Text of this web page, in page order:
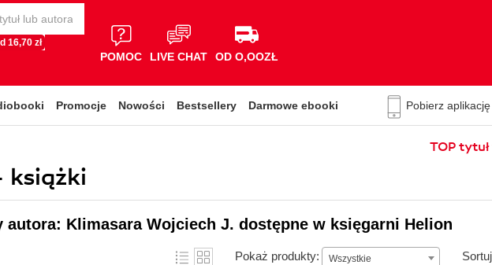
16,70 zł
POMOC LIVE CHAT OD O,OOZŁ
Promocje Nowości Bestsellery Darmowe ebooki Pobierz aplikację
TOP
książki
autora: Klimasara Wojciech J. dostępne w księgarni Helion
Pokaż produkty: Wszystkie